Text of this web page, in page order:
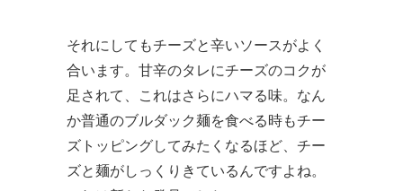
それにしてもチーズと辛いソースがよく
合います。甘辛のタレにチーズのコクが
足されて、これはさらにハマる味。なん
か普通のブルダック麺を食べる時もチー
ズトッピングしてみたくなるほど、チー
ズと麺がしっくりきているんですよね。